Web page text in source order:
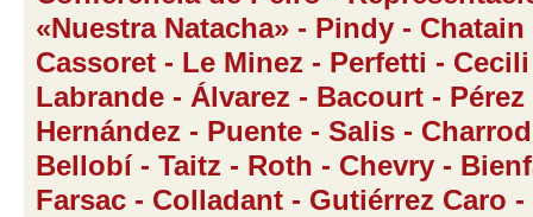
«Nuestra Natacha» - Pindy - Chatain
Cassoret - Le Minez - Perfetti -
Labrande - Álvarez - Bacourt - Pérez
Hernández - Puente - Salis -
Bellobí - Taitz - Roth - Chevry -
Farsac - Colladant - Gutiérrez Caro -